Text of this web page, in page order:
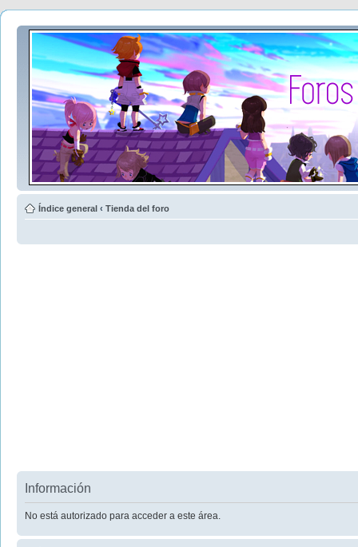
Índice general ‹ Tienda del foro
Información
No está autorizado para acceder a este área.